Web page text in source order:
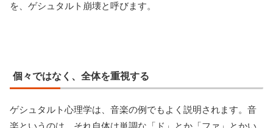
を、ゲシュタルト崩壊と呼びます。
個々ではなく、全体を重視する
ゲシュタルト心理学は、音楽の例でもよく説明されます。音